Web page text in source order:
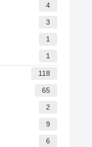
4
3
1
1
118
65
2
9
6